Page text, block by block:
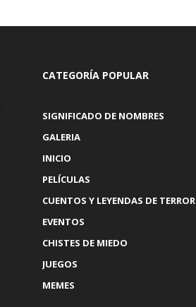
CATEGORÍA POPULAR
SIGNIFICADO DE NOMBRES
GALERIA
INICIO
PELÍCULAS
CUENTOS Y LEYENDAS DE TERROR
EVENTOS
CHISTES DE MIEDO
JUEGOS
MEMES